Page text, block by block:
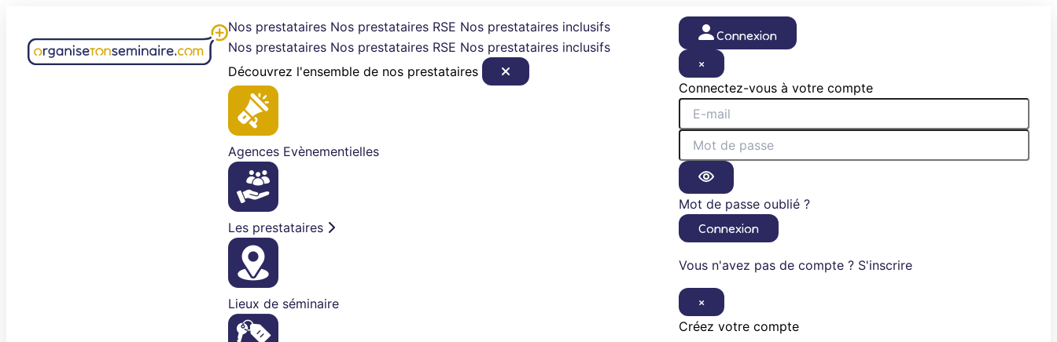
contenu
Nos prestataires Nos prestataires RSE Nos prestataires inclusifs
Nos prestataires Nos prestataires RSE Nos prestataires inclusifs
Découvrez l'ensemble de nos prestataires
Agences Evènementielles
Les prestataires
Lieux de séminaire
Connexion
×
Connectez-vous à votre compte
Mot de passe oublié ?
Connexion
Vous n'avez pas de compte ? S'inscrire
×
Créez votre compte